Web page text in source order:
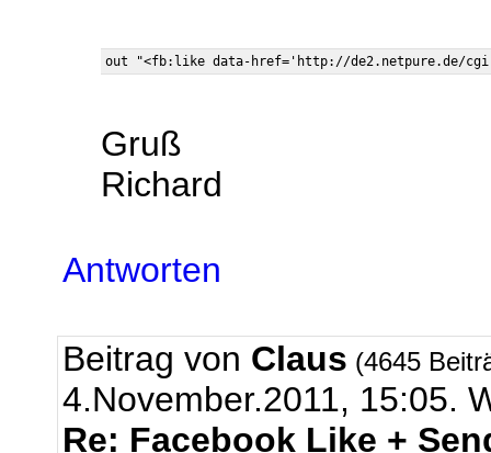
Gruß
Richard
Antworten
Beitrag von Claus (4645
4.November.2011, 15:05.
Re: Facebook Like +